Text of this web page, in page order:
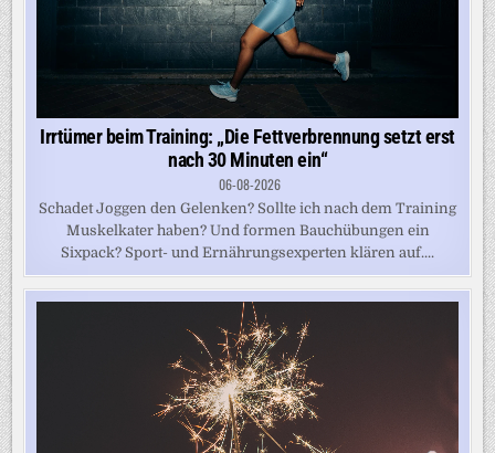
Irrtümer beim Training: „Die Fettverbrennung setzt erst
nach 30 Minuten ein“
06-08-2026
Schadet Joggen den Gelenken? Sollte ich nach dem Training
Muskelkater haben? Und formen Bauchübungen ein
Sixpack? Sport- und Ernährungsexperten klären auf....